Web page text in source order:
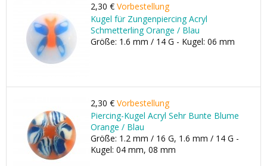
2,30 € Vorbestellung
Kugel für Zungenpiercing Acryl
Schmetterling Orange / Blau
Größe: 1.6 mm / 14 G - Kugel: 06 mm
2,30 € Vorbestellung
Piercing-Kugel Acryl Sehr Bunte Blume
Orange / Blau
Größe: 1.2 mm / 16 G, 1.6 mm / 14 G -
Kugel: 04 mm, 08 mm